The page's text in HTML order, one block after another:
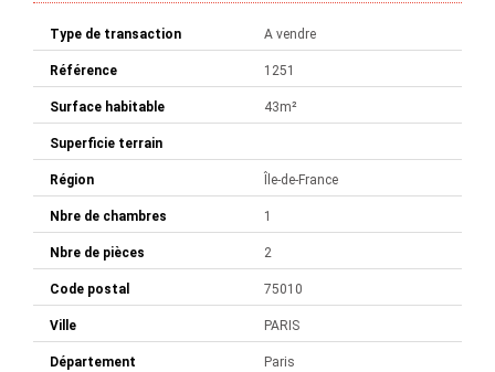
Type de transaction A vendre
Référence 1251
Surface habitable 43m²
Superficie terrain
Région Île-de-France
Nbre de chambres 1
Nbre de pièces 2
Code postal 75010
Ville PARIS
Département Paris